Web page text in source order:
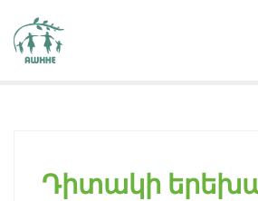
2016
Դիտակի